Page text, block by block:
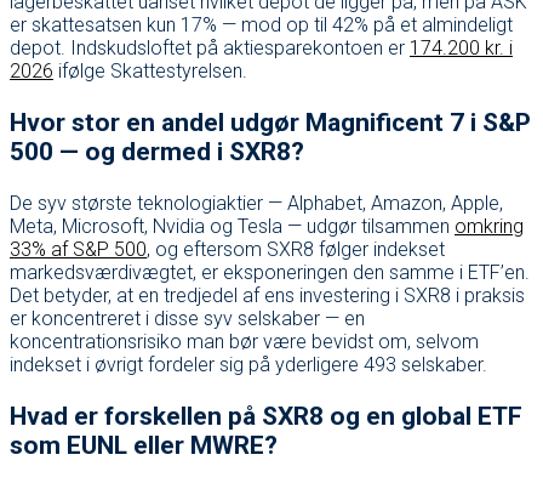
er skattesatsen kun 17% — mod op til 42% på et almindeligt
depot. Indskudsloftet på aktiesparekontoen er 174.200 kr. i
2026 ifølge Skattestyrelsen.
Hvor stor en andel udgør Magnificent 7 i S&P
500 — og dermed i SXR8?
De syv største teknologiaktier — Alphabet, Amazon, Apple,
Meta, Microsoft, Nvidia og Tesla — udgør tilsammen omkring
33% af S&P 500, og eftersom SXR8 følger indekset
markedsværdivægtet, er eksponeringen den samme i ETF’en.
Det betyder, at en tredjedel af ens investering i SXR8 i praksis
er koncentreret i disse syv selskaber — en
koncentrationsrisiko man bør være bevidst om, selvom
indekset i øvrigt fordeler sig på yderligere 493 selskaber.
Hvad er forskellen på SXR8 og en global ETF
som EUNL eller MWRE?